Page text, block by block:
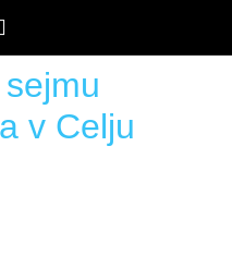
v Celju